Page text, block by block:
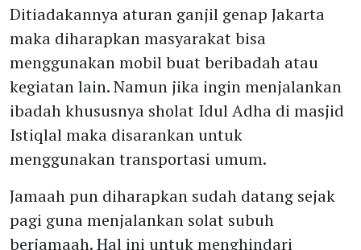
Ditiadakannya aturan ganjil genap Jakarta
maka diharapkan masyarakat bisa
menggunakan mobil buat beribadah atau
kegiatan lain. Namun jika ingin menjalankan
ibadah khususnya sholat Idul Adha di masjid
Istiqlal maka disarankan untuk
menggunakan transportasi umum.
Jamaah pun diharapkan sudah datang sejak
pagi guna menjalankan solat subuh
berjamaah. Hal ini untuk menghindari